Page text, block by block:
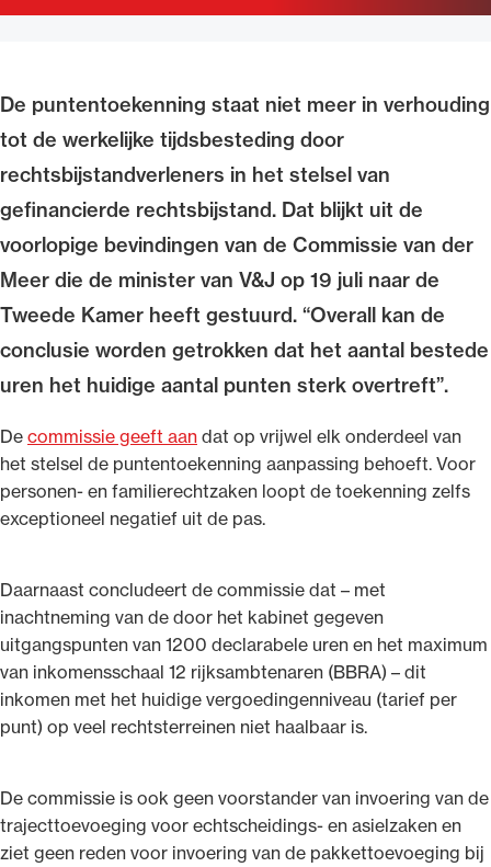
De puntentoekenning staat niet meer in verhouding
tot de werkelijke tijdsbesteding door
rechtsbijstandverleners in het stelsel van
gefinancierde rechtsbijstand. Dat blijkt uit de
voorlopige bevindingen van de Commissie van der
Meer die de minister van V&J op 19 juli naar de
Tweede Kamer heeft gestuurd. “Overall kan de
conclusie worden getrokken dat het aantal bestede
uren het huidige aantal punten sterk overtreft”.
De commissie geeft aan dat op vrijwel elk onderdeel van
het stelsel de puntentoekenning aanpassing behoeft. Voor
personen- en familierechtzaken loopt de toekenning zelfs
exceptioneel negatief uit de pas.
Daarnaast concludeert de commissie dat – met
inachtneming van de door het kabinet gegeven
uitgangspunten van 1200 declarabele uren en het maximum
van inkomensschaal 12 rijksambtenaren (BBRA) – dit
inkomen met het huidige vergoedingenniveau (tarief per
punt) op veel rechtsterreinen niet haalbaar is.
De commissie is ook geen voorstander van invoering van de
trajecttoevoeging voor echtscheidings- en asielzaken en
ziet geen reden voor invoering van de pakkettoevoeging bij
Alle wet- en regelgeving voor de advocatuur.
Van de Advocatenwet tot de Verordening op
de advocatuur (Voda) en de Regeling op de
advocatuur (Roda).
Ondersteuning voor advocaten bij hun
beroepsuitoefening: van de advocatenpas tot
het rechtsgebiedenregister en
geheimhoudernummers.